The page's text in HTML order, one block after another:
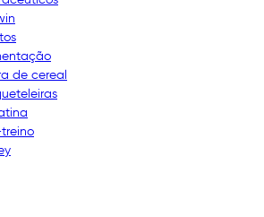
de cereal
treino